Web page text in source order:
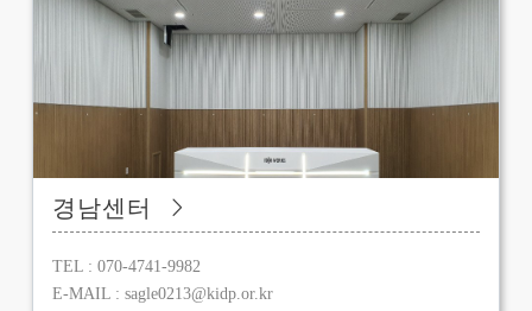
경남센터
TEL : 070-4741-9982
E-MAIL : sagle0213@kidp.or.kr